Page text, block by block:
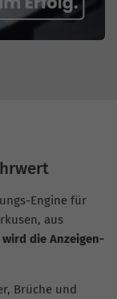
Engine für
aus
wird die Anzeigen-
Brüche und